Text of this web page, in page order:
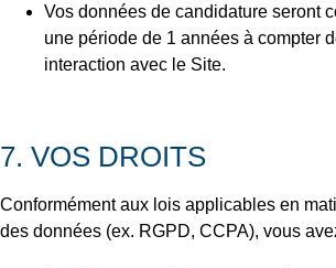
Vos données de candidature seront
une période de 1 années à compter
interaction avec le Site.
7. VOS DROITS
Conformément aux lois applicables en
des données (ex. RGPD, CCPA), vous